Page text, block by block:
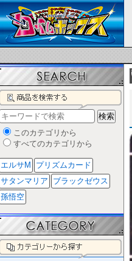
このカテゴリから
すべてのカテゴリから
エルサM
プリズムカード
サタンマリア
ブラックゼウス
孫悟空